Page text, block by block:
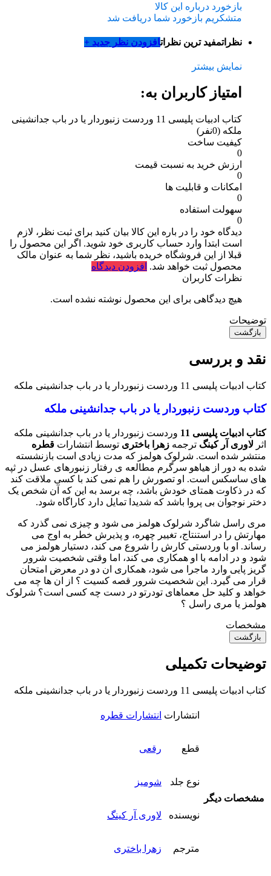
بازخورد درباره این کالا
متشکریم بازخورد شما دریافت شد
نظراتمفید ترین نظراتافزودن نظر جدید +
نمایش بیشتر
امتیاز کاربران به:
کتاب ادبیات پلیسی 11 وردست زنبوردار یا در باب جدانشینی
ملکه (0نفر)
کیفیت ساخت
0
ارزش خرید به نسبت قیمت
0
امکانات و قابلیت ها
0
سهولت استفاده
0
دیدگاه خود را در باره این کالا بیان کنید برای ثبت نظر، لازم
است ابتدا وارد حساب کاربری خود شوید. اگر این محصول را
قبلا از این فروشگاه خریده باشید، نظر شما به عنوان مالک
محصول ثبت خواهد شد. افزودن دیدگاه
نظرات کاربران
هیچ دیدگاهی برای این محصول نوشته نشده است.
توضیحات
بازگشت
نقد و بررسی
کتاب ادبیات پلیسی 11 وردست زنبوردار یا در باب جدانشینی ملکه
کتاب وردست زنبوردار یا در باب جدانشینی ملکه
کتاب ادبیات پلیسی 11
وردست زنبوردار یا در باب جدانشینی ملکه
اثر لاوری آر کینگ ترجمه زهرا باختری توسط انتشارات قطره
منتشر شده است. شرلوک هولمز که مدت زیادی است بازنشسته
شده به دور از هیاهو سرگرم مطالعه ی رفتار زنبورهای عسل در ثپه
های ساسکس است. او تصورش را هم نمی کند با کسی ملاقت کند
که در ذکاوت همتای خودش باشد، چه برسد به این که آن شخص یک
دختر نوجوان بی پروا باشد که شدیدا تمایل دارد کاراگاه شود.
مری راسل شاگرد شرلوک هولمز می شود و چیزی نمی گذرد که
مهارتش را در استنتاج، تغییر چهره، و پذیرش خطر به اوج می
رساند. او با وردستی کارش را شروع می کند، دستیار هولمز می
شود و در ادامه با او همکاری می کند، اما وقتی شخصیت شرور
گریز پایی وارد ماجرا می شود، همکاری ان دو در معرض امتحان
قرار می گیرد. این شخصیت شرور قصه کسیت ؟ از ان ها چه می
خواهد و کلید حل معماهای تودرتو در دست چه کسی است؟ شرلوک
هولمز یا مری راسل ؟
مشخصات
بازگشت
توضیحات تکمیلی
کتاب ادبیات پلیسی 11 وردست زنبوردار یا در باب جدانشینی ملکه
مشخصات دیگر
انتشارات انتشارات قطره
قطع رقعی
نوع جلد شومیز
نویسنده لاوری آر کینگ
مترجم زهرا باختری